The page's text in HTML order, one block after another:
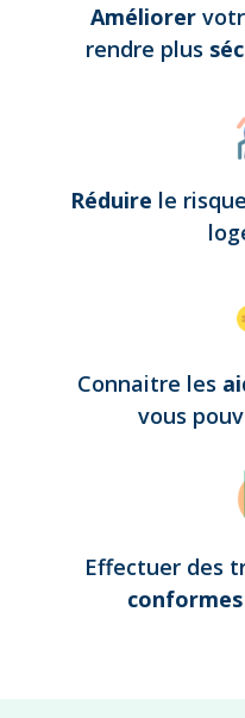
Améliorer
rendre plus
Réduire le
Connaitre les
vous
Effectuer des
conformes